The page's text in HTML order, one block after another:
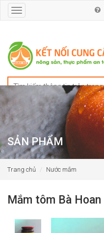
Toggle
navigation
SẢN PHẨM
Trang chủ Nước mắm
Mắm tôm Bà Hoan